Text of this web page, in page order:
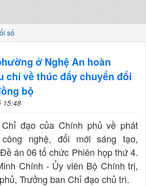
số
ở Nghệ An hoàn
chí về thúc đẩy chuyển đổi
bộ
15:48
đạo của Chính phủ về phát
nghệ, đổi mới sáng tạo,
án 06 tổ chức Phiên họp thứ 4.
Chính - Ủy viên Bộ Chính trị,
Trưởng ban Chỉ đạo chủ trì.